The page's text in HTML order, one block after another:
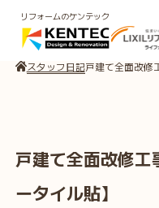
リフォームのケンテック
スタッフ日記戸建て全面改修
戸建て全面改修
ータイル貼】